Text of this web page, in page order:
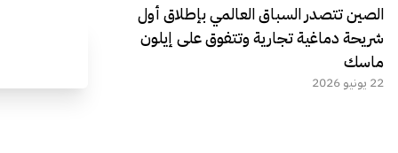
الصين تتصدر السباق العالمي بإطلاق أول
شريحة دماغية تجارية وتتفوق على إيلون
ماسك
22 يونيو 2026